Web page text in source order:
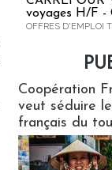
voyages H/F -
OFFRES D'EMPLOI
Coopération
veut séduire
français du